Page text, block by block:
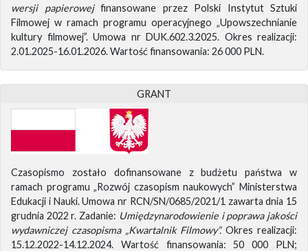
wersji papierowejfinansowane przez Polski Instytut Sztuki
Filmowej w ramach programu operacyjnego „Upowszechnianie
kultury filmowej”. Umowa nr DUK.602.3.2025. Okres realizacji:
2.01.2025-16.01.2026. Wartość finansowania: 26 000 PLN.
GRANT
Czasopismo zostało dofinansowane z budżetu państwa w
ramach programu „Rozwój czasopism naukowych” Ministerstwa
Edukacji i Nauki. Umowa nr RCN/SN/0685/2021/1 zawarta dnia 15
grudnia 2022 r. Zadanie: Umiędzynarodowienie i poprawa jakości
wydawniczej czasopisma „Kwartalnik Filmowy”.Okres realizacji:
15.12.2022-14.12.2024. Wartość finansowania: 50 000 PLN;